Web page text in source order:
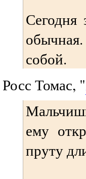
собой.
Росс Томас, "
ему
пруту